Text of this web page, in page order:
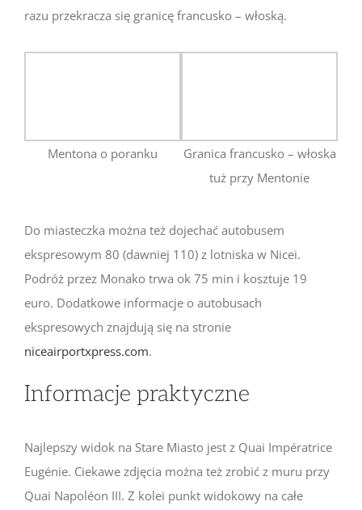
razu przekracza się granicę francusko – włoską.
Mentona o poranku
Granica francusko – włoska
tuż przy Mentonie
Do miasteczka można też dojechać autobusem
ekspresowym 80 (dawniej 110) z lotniska w Nicei.
Podróż przez Monako trwa ok 75 min i kosztuje 19
euro. Dodatkowe informacje o autobusach
ekspresowych znajdują się na stronie
niceairportxpress.com.
Informacje praktyczne
Najlepszy widok na Stare Miasto jest z Quai Impératrice
Eugénie. Ciekawe zdjęcia można też zrobić z muru przy
Quai Napoléon III. Z kolei punkt widokowy na całe